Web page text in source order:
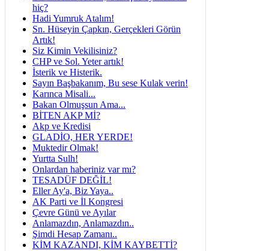
hiç?
Hadi Yumruk Atalım!
Sn. Hüseyin Çapkın, Gerçekleri Görün
Artık!
Siz Kimin Vekilisiniz?
CHP ve Sol. Yeter artık!
İsterik ve Histerik.
Sayın Başbakanım, Bu sese Kulak verin!
Karınca Misali...
Bakan Olmuşsun Ama...
BİTEN AKP Mİ?
Akp ve Kredisi
GLADİO, HER YERDE!
Muktedir Olmak!
Yurtta Sulh!
Onlardan haberiniz var mı?
TESADÜF DEĞİL!
Eller Ay'a, Biz Yaya..
AK Parti ve İl Kongresi
Çevre Günü ve Ayılar
Anlamazdın, Anlamazdın..
Şimdi Hesap Zamanı..
KİM KAZANDI, KİM KAYBETTİ?